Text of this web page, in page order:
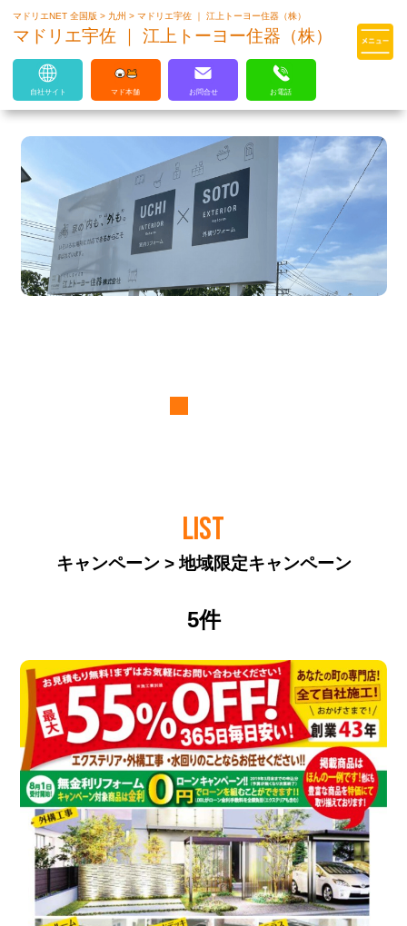
マドリエはLIXILの厳しい基準を
クリアした住まいのプロ集団です
マドリエNET 全国版> 九州>マドリエ宇佐 ｜ 江上トーヨー住器（株）
マドリエ宇佐 ｜ 江上トーヨー住器（株）
自社サイト マド本舗 お問合せ お電話
LIST
キャンペーン > 地域限定キャンペーン
5件